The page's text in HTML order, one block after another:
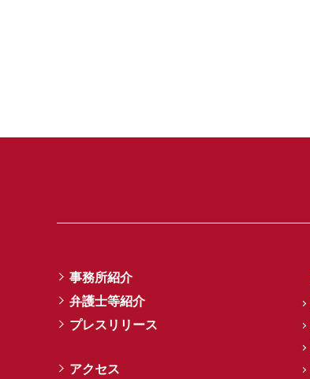
事務所紹介
弁護士等紹介
プレスリリース
アクセス